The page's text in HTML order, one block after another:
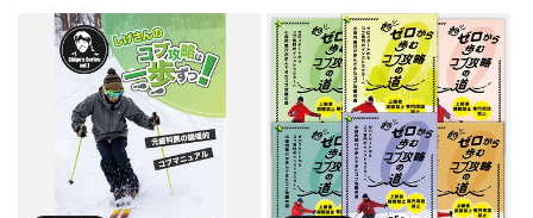
ル
価
格
価
格
ル
価
格